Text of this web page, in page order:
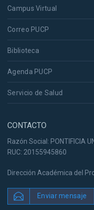
Campus Virtual
Correo PUCP
Biblioteca
Agenda PUCP
Servicio de Salud
CONTACTO
Razón Social: PONTIFICIA
RUC: 20155945860
Dirección Académica del
Enviar mensaje